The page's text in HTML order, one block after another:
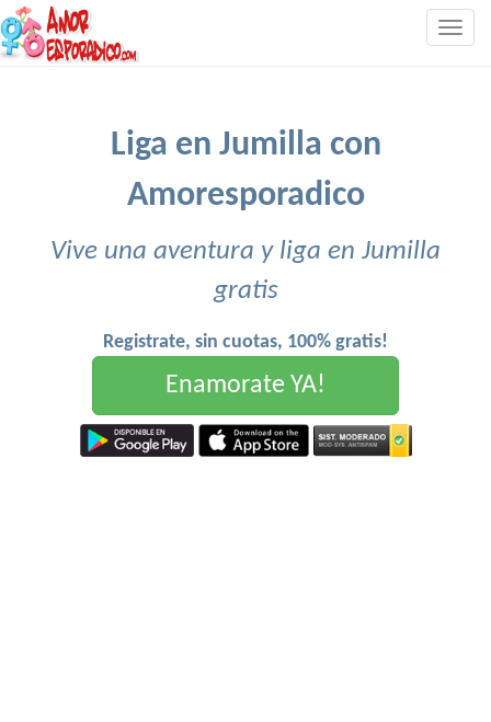
Liga en Jumilla con
Amoresporadico
Vive una aventura y liga en Jumilla
gratis
Registrate, sin cuotas, 100% gratis!
Enamorate YA!